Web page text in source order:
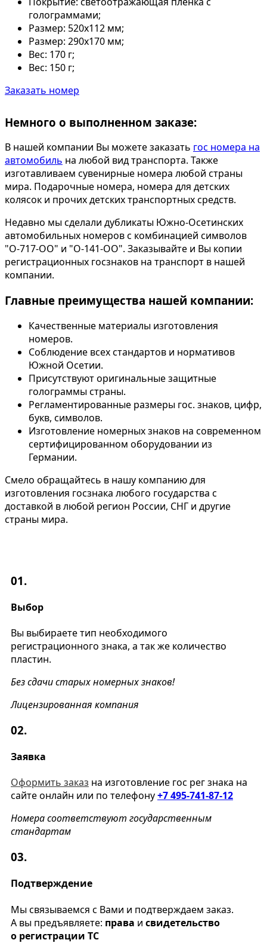
голограммами;
Размер: 520х112 мм;
Размер: 290х170 мм;
Вес: 170 г;
Вес: 150 г;
Заказать номер
Немного о выполненном заказе:
В нашей компании Вы можете заказать гос номера на
автомобиль на любой вид транспорта. Также
изготавливаем сувенирные номера любой страны
мира. Подарочные номера, номера для детских
колясок и прочих детских транспортных средств.
Недавно мы сделали дубликаты Южно-Осетинских
автомобильных номеров с комбинацией символов
"О-717-ОО" и "О-141-ОО". Заказывайте и Вы копии
регистрационных госзнаков на транспорт в нашей
компании.
Главные преимущества нашей компании:
Качественные материалы изготовления
номеров.
Соблюдение всех стандартов и нормативов
Южной Осетии.
Присутствуют оригинальные защитные
голограммы страны.
Регламентированные размеры гос. знаков, цифр,
букв, символов.
Изготовление номерных знаков на современном
сертифицированном оборудовании из
Германии.
Смело обращайтесь в нашу компанию для
изготовления госзнака любого государства с
доставкой в любой регион России, СНГ и другие
страны мира.
01.
Выбор
Вы выбираете тип необходимого
регистрационного знака, а так же количество
пластин.
Без сдачи старых номерных знаков!
Лицензированная компания
02.
Заявка
Оформить заказ на изготовление гос рег знака на
сайте онлайн или по телефону+7 495-741-87-12
Номера соответствуют государственным
стандартам
03.
Подтверждение
Мы связываемся с Вами и подтверждаем заказ.
А вы предъявляете: права и свидетельство
о регистрации ТС